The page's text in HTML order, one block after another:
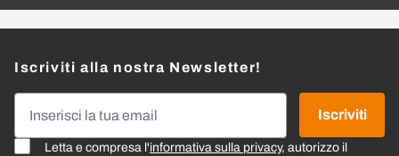
Iscriviti alla nostra Newsletter!
Letta e compresa l'informativa sulla privacy, autorizzo il
Iscriviti